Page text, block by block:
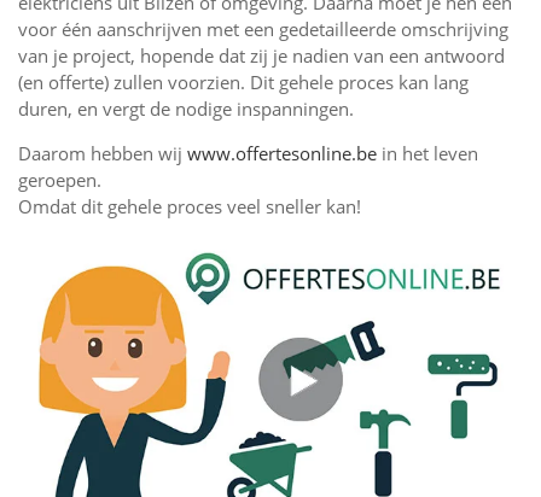
voor één aanschrijven met een gedetailleerde omschrijving
van je project, hopende dat zij je nadien van een antwoord
(en offerte) zullen voorzien. Dit gehele proces kan lang
duren, en vergt de nodige inspanningen.
Daarom hebben wij www.offertesonline.be in het leven
geroepen.
Omdat dit gehele proces veel sneller kan!